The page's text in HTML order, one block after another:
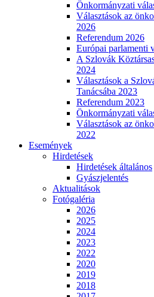
Önkormányzati
Választások az
2026
Referendum 2026
Európai parlamenti
A Szlovák
2024
Választások a
Tanácsába 2023
Referendum 2023
Önkormányzati
Választások az
2022
Események
Hirdetések
Hirdetések általános
Gyászjelentés
Aktualitások
Fotógaléria
2026
2025
2024
2023
2022
2020
2019
2018